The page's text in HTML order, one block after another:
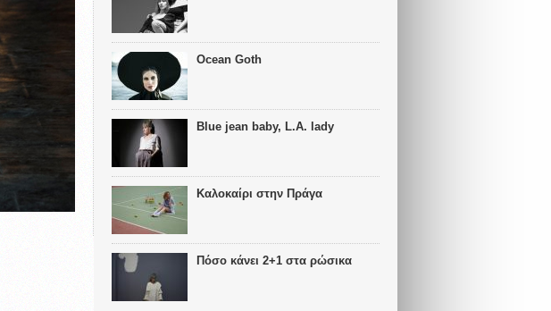
Ocean Goth
Blue jean baby, L.A. lady
Καλοκαίρι στην Πράγα
Πόσο κάνει 2+1 στα ρώσικα